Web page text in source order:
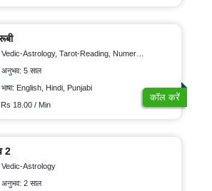
Vedic-Astrology, Tarot-Reading, Numerology
अनुभव: 5 साल
भाषा: English, Hindi, Punjabi
Rs 18.00 / Min
कॉल करें
2
Vedic-Astrology
अनुभव: 2 साल